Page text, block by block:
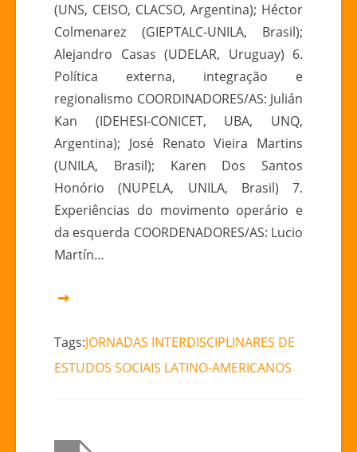
(UNS, CEISO, CLACSO, Argentina); Héctor
Colmenarez (GIEPTALC-UNILA, Brasil);
Alejandro Casas (UDELAR, Uruguay) 6.
Política externa, integração e
regionalismo COORDINADORES/AS: Julián
Kan (IDEHESI-CONICET, UBA, UNQ,
Argentina); José Renato Vieira Martins
(UNILA, Brasil); Karen Dos Santos
Honório (NUPELA, UNILA, Brasil) 7.
Experiências do movimento operário e
da esquerda COORDENADORES/AS: Lucio
Martín…
Tags:JORNADAS INTERDISCIPLINARES DE
ESTUDOS SOCIAIS LATINO-AMERICANOS